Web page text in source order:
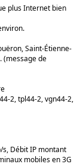
plus Internet bien
Saint-Étienne-
(message de
2, tpl44-2, vgn44-2,
s, Débit IP montant
mobiles en 3G